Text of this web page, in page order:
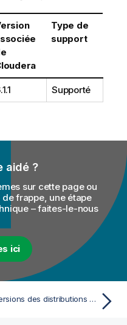
Type de
support
Supporté
aidé ?
sur cette page ou
frappe, une étape
– faites-le-nous
ici
Versions des distributions Hadoop supportées pour Talend Data Preparation avec Big Data